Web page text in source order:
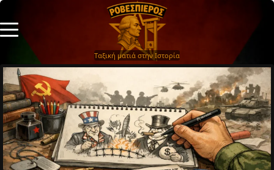
Ταξική ματιά στην Ιστορία